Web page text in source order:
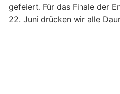
gefeiert. Für das Finale der
22. Juni drücken wir alle